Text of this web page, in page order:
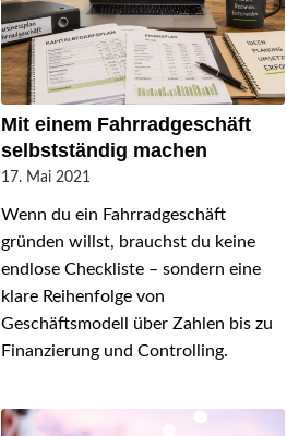
Mit einem Fahrradgeschäft
selbstständig machen
17. Mai 2021
Wenn du ein Fahrradgeschäft
gründen willst, brauchst du keine
endlose Checkliste – sondern eine
klare Reihenfolge von
Geschäftsmodell über Zahlen bis zu
Finanzierung und Controlling.